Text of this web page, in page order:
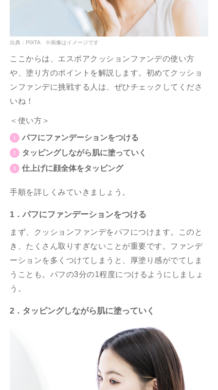
出典：PIXTA ※画像はイメージです
ここからは、エスポアクッションファンデの使い方
や、塗り方のポイントを解説します。初めてクッショ
ンファンデに挑戦する人は、ぜひチェックしてくださ
いね！
＜使い方＞
パフにファンデーションをつける
タッピングしながら肌に塗っていく
仕上げに顔全体をタッピング
手順を詳しくみていきましょう。
1．パフにファンデーションをつける
まず、クッションファンデをパフにつけます。このと
き、たくさん取りすぎないことが重要です。ファンデ
ーションを多くつけてしまうと、厚塗り感がでてしま
うことも。パフの3分の1程度につけるようにしましょ
う。
2．タッピングしながら肌に塗っていく